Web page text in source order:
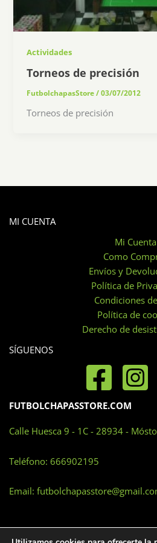
Actividades
Torneos de precisión
FutbolchapasStore/03/07/2012
Torneos de precisión
MI CUENTA
Mi Cuenta
Como
Envíos y
Política de
Condiciones
Política de
Derecho de
SÍGUENOS
FUTBOLCHAPASSTORE.COM
Calle Huesca 9 - 1C - 28934 -
Teléfono: 666902195
Email: